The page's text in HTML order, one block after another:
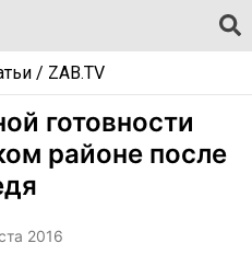
/ ZAB.TV
готовности
районе после
2016